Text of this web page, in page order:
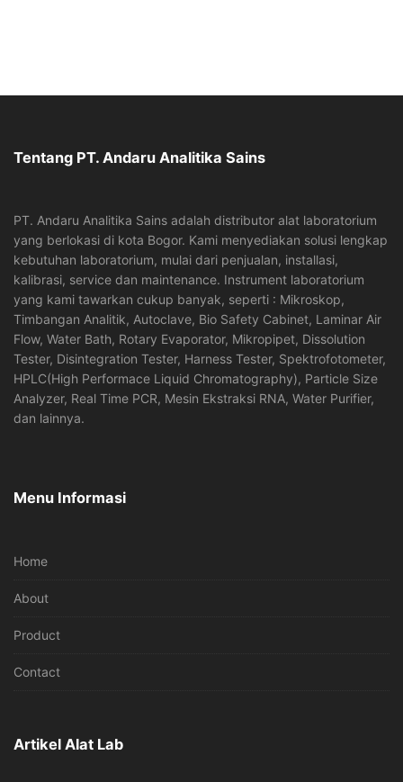
Tentang PT. Andaru Analitika Sains
PT. Andaru Analitika Sains adalah distributor alat laboratorium
yang berlokasi di kota Bogor. Kami menyediakan solusi lengkap
kebutuhan laboratorium, mulai dari penjualan, installasi,
kalibrasi, service dan maintenance. Instrument laboratorium
yang kami tawarkan cukup banyak, seperti : Mikroskop,
Timbangan Analitik, Autoclave, Bio Safety Cabinet, Laminar Air
Flow, Water Bath, Rotary Evaporator, Mikropipet, Dissolution
Tester, Disintegration Tester, Harness Tester, Spektrofotometer,
HPLC(High Performace Liquid Chromatography), Particle Size
Analyzer, Real Time PCR, Mesin Ekstraksi RNA, Water Purifier,
dan lainnya.
Menu Informasi
Home
About
Product
Contact
Artikel Alat Lab